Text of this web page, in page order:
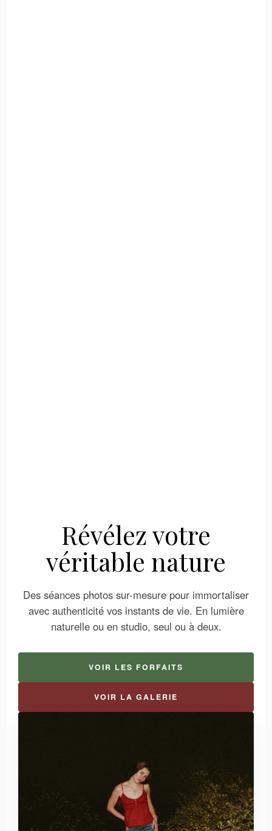
Révélez votre
véritable nature
Des séances photos sur-mesure pour immortaliser
avec authenticité vos instants de vie. En lumière
naturelle ou en studio, seul ou à deux.
VOIR LES FORFAITS
VOIR LA GALERIE